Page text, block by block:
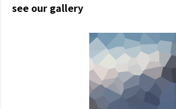
see our gallery